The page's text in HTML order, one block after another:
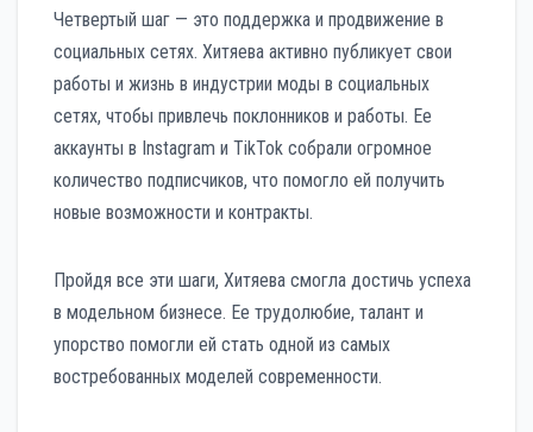
Четвертый шаг — это поддержка и продвижение в
социальных сетях. Хитяева активно публикует свои
работы и жизнь в индустрии моды в социальных
сетях, чтобы привлечь поклонников и работы. Ее
аккаунты в Instagram и TikTok собрали огромное
количество подписчиков, что помогло ей получить
новые возможности и контракты.
Пройдя все эти шаги, Хитяева смогла достичь успеха
в модельном бизнесе. Ее трудолюбие, талант и
упорство помогли ей стать одной из самых
востребованных моделей современности.